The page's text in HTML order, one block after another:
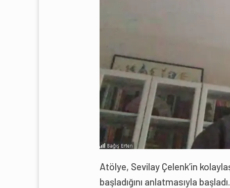
Atölye, Sevilay Çelenk’in
başladığını anlatmasıyla başladı.